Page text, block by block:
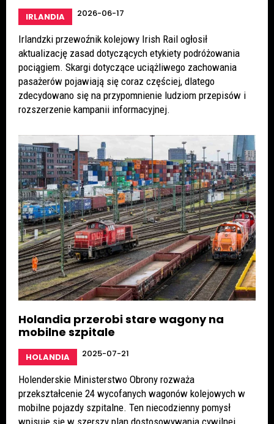
IRLANDIA 2026-06-17
Irlandzki przewoźnik kolejowy Irish Rail ogłosił
aktualizację zasad dotyczących etykiety podróżowania
pociągiem. Skargi dotyczące uciążliwego zachowania
pasażerów pojawiają się coraz częściej, dlatego
zdecydowano się na przypomnienie ludziom przepisów i
rozszerzenie kampanii informacyjnej.
Holandia przerobi stare wagony na
mobilne szpitale
HOLANDIA 2025-07-21
Holenderskie Ministerstwo Obrony rozważa
przekształcenie 24 wycofanych wagonów kolejowych w
mobilne pojazdy szpitalne. Ten niecodzienny pomysł